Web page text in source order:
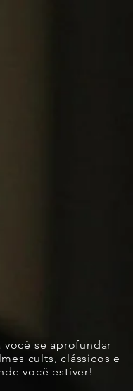
se aprofundar
cults, clássicos e
você estiver!